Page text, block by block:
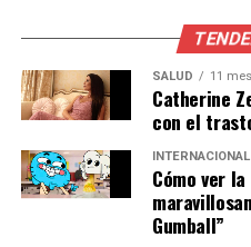
Además, el informe de la
cooperación regional es
climático de manera
países es esencial para
conocimientos”, señaló
enfoque unificado para
Opiniones de
SALUD 11
Catherine
con el
INTERNACIONAL
Cómo ver
Gumball”